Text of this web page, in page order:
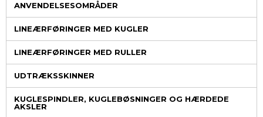
ANVENDELSESOMRÅDER
LINEÆRFØRINGER MED KUGLER
LINEÆRFØRINGER MED RULLER
UDTRÆKSSKINNER
KUGLESPINDLER, KUGLEBØSNINGER OG HÆRDEDE
AKSLER